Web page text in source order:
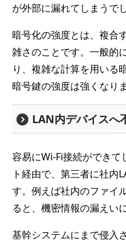
が外部に漏れてしまうでし
暗号化の強度とは、複合
雑さのことです。一般的
り、複雑な計算を用いる
暗号鍵の強度は強くなりま
LAN内デバイスへ
容易にWi-Fi接続ができ
ト経由で、第三者に社内
す。例えば社内のファイ
ると、機密情報の漏えい
基幹システムにまで侵入